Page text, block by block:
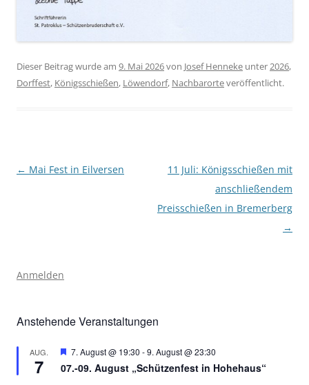
Dieser Beitrag wurde am 9. Mai 2026von Josef Henneke unter2026,
Dorffest, Königsschießen, Löwendorf, Nachbarorteveröffentlicht.
Beitragsnavigation
← Mai Fest in Eilversen
11 Juli: Königsschießen mit
anschließendem
Preisschießen in Bremerberg
→
Anmelden
Anstehende Veranstaltungen
AUG.
7
Hervorgehoben
7. August @ 19:30 -9. August @ 23:30
07.-09. August „Schützenfest in Hohehaus“